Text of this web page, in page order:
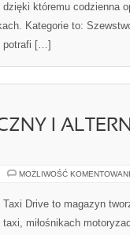
dzięki któremu codzienna
Kategorie to:
potrafi […]
I
MOŻLIWOŚĆ
Taxi Drive to magazyn
taxi, miłośnikach